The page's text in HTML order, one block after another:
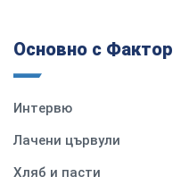
Основно с Фактор
Интервю
Лачени цървули
Хляб и пасти